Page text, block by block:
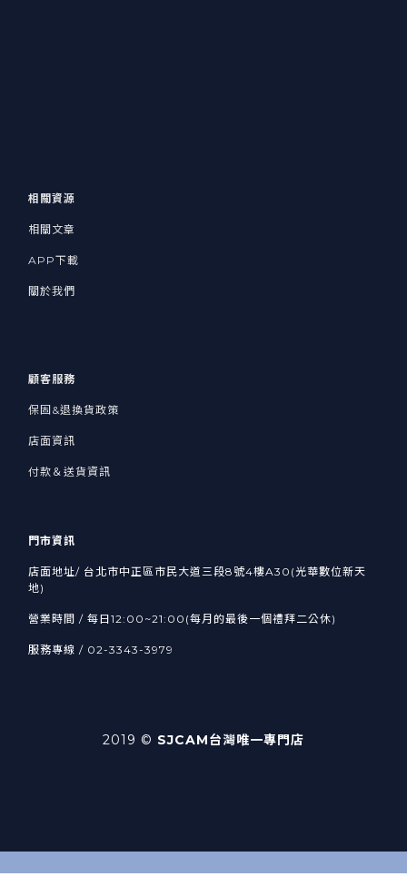
相關資源
相關文章
APP下載
關於我們
顧客服務
保固&退換貨政策
店面資訊
付款＆送貨資訊
門市資訊
店面地址/ 台北市中正區市民大道三段8號4樓A30(光華數位新天
地)
營業時間 / 每日12:00~21:00(每月的最後一個禮拜二公休)
服務專線 / 02-3343-3979
2019 © SJCAM台灣唯一專門店